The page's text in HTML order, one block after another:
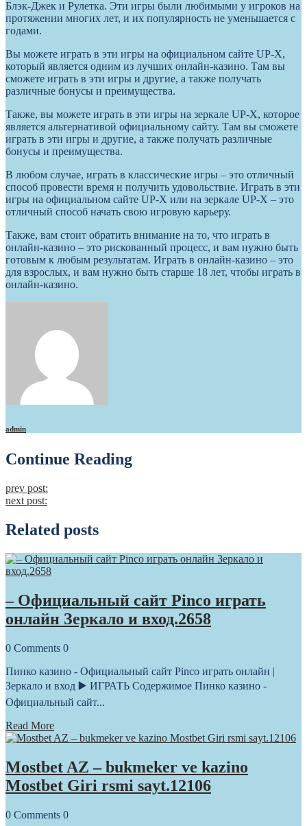
Блэк-Джек и Рулетка. Эти игры были любимыми у игроков на
протяжении многих лет, и их популярность не уменьшается с
годами.
Вы можете играть в эти игры на официальном сайте UP-X,
который является одним из лучших онлайн-казино. Там вы
сможете играть в эти игры и другие, а также получать
различные бонусы и преимущества.
Также, вы можете играть в эти игры на зеркале UP-X, которое
является альтернативой официальному сайту. Там вы сможете
играть в эти игры и другие, а также получать различные
бонусы и преимущества.
В любом случае, играть в классические игры – это отличный
способ провести время и получить удовольствие. Играть в эти
игры на официальном сайте UP-X или на зеркале UP-X – это
отличный способ начать свою игровую карьеру.
Также, вам стоит обратить внимание на то, что играть в
онлайн-казино – это рискованный процесс, и вам нужно быть
готовым к любым результатам. Играть в онлайн-казино – это
для взрослых, и вам нужно быть старше 18 лет, чтобы играть в
онлайн-казино.
admin
Continue Reading
prev post:
next post:
Related posts
– Официальный сайт Pinco играть
онлайн Зеркало и вход.2658
0 Comments 0
Пинко казино - Официальный сайт Pinco играть онлайн |
Зеркало и вход ▶️ ИГРАТЬ Содержимое Пинко казино -
Официальный сайт...
Read More
Mostbet AZ – bukmeker ve kazino
Mostbet Giri rsmi sayt.12106
0 Comments 0